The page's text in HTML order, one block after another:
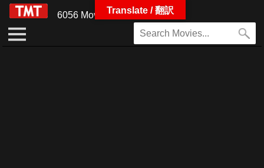
6056 MoviesTranslate / 翻訳